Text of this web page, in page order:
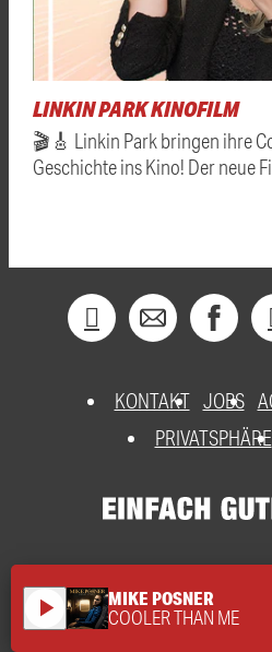
LINKIN PARK KINOFILM
🎬🎸 Linkin Park bringen ihre
Geschichte ins Kino! Der neue
KONTAKT JOBS
PRIVATSPHÄRE
play_arrow MIKE POSNER
COOLER THAN ME